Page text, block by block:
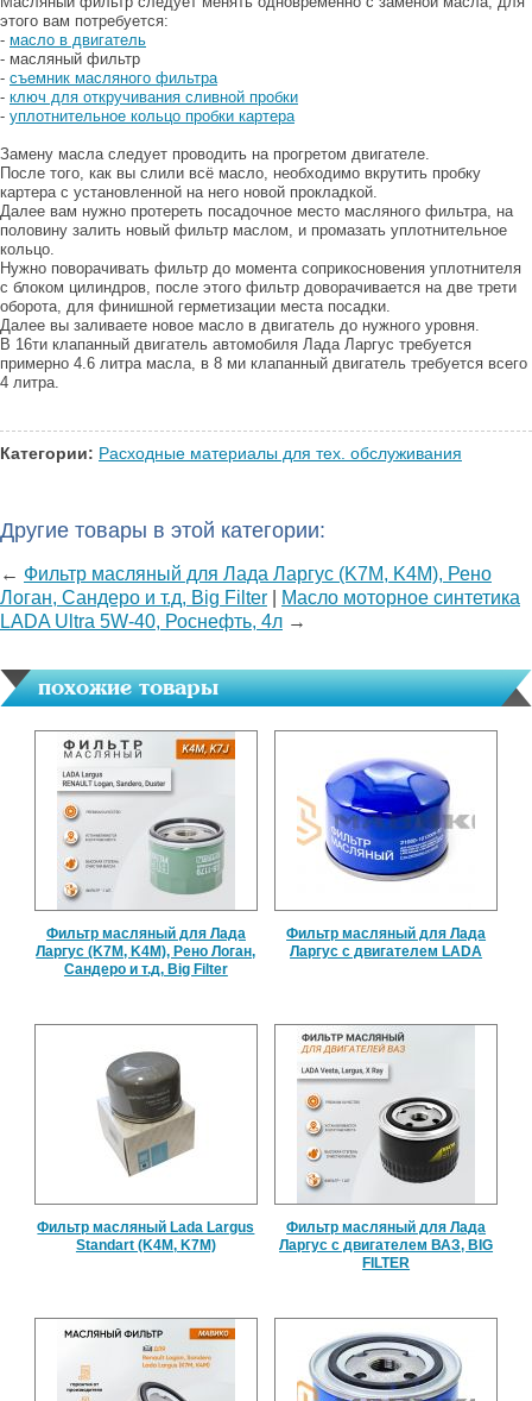
этого вам потребуется:
- масло в двигатель
- масляный фильтр
- съемник масляного фильтра
- ключ для откручивания сливной пробки
- уплотнительное кольцо пробки картера
Замену масла следует проводить на прогретом двигателе.
После того, как вы слили всё масло, необходимо вкрутить пробку
картера с установленной на него новой прокладкой.
Далее вам нужно протереть посадочное место масляного фильтра, на
половину залить новый фильтр маслом, и промазать уплотнительное
кольцо.
Нужно поворачивать фильтр до момента соприкосновения уплотнителя
с блоком цилиндров, после этого фильтр доворачивается на две трети
оборота, для финишной герметизации места посадки.
Далее вы заливаете новое масло в двигатель до нужного уровня.
В 16ти клапанный двигатель автомобиля Лада Ларгус требуется
примерно 4.6 литра масла, в 8 ми клапанный двигатель требуется всего
4 литра.
Категории: Расходные материалы для тех. обслуживания
Другие товары в этой категории:
← Фильтр масляный для Лада Ларгус (K7M, K4M), Рено
Логан, Сандеро и т.д, Big Filter
Масло моторное синтетика
LADA Ultra 5W-40, Роснефть, 4л →
похожие товары
Фильтр масляный для Лада
Ларгус (K7M, K4M), Рено Логан,
Сандеро и т.д, Big Filter
Фильтр масляный для Лада
Ларгус с двигателем LADA
Фильтр масляный Lada Largus
Standart (K4M, K7M)
Фильтр масляный для Лада
Ларгус с двигателем ВАЗ, BIG
FILTER